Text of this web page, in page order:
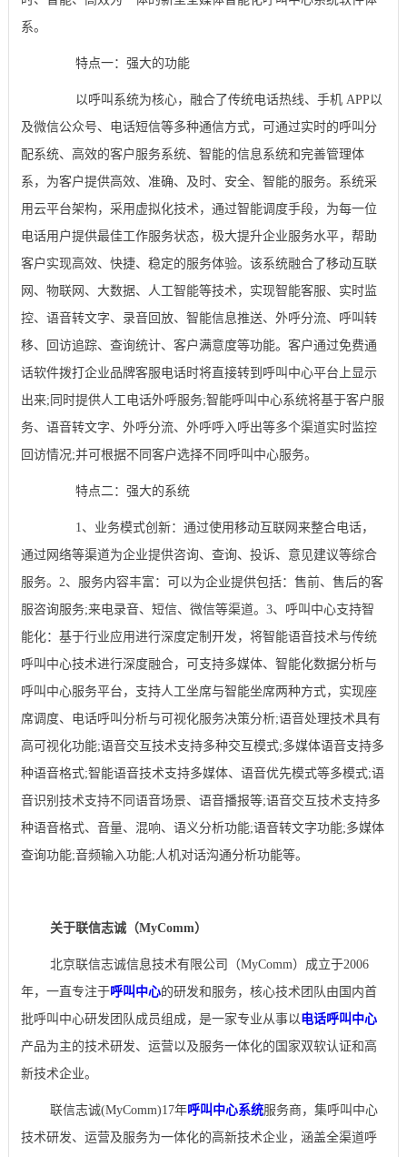
系。
特点一：强大的功能
以呼叫系统为核心，融合了传统电话热线、手机 APP以
及微信公众号、电话短信等多种通信方式，可通过实时的呼叫分
配系统、高效的客户服务系统、智能的信息系统和完善管理体
系，为客户提供高效、准确、及时、安全、智能的服务。系统采
用云平台架构，采用虚拟化技术，通过智能调度手段，为每一位
电话用户提供最佳工作服务状态，极大提升企业服务水平，帮助
客户实现高效、快捷、稳定的服务体验。该系统融合了移动互联
网、物联网、大数据、人工智能等技术，实现智能客服、实时监
控、语音转文字、录音回放、智能信息推送、外呼分流、呼叫转
移、回访追踪、查询统计、客户满意度等功能。客户通过免费通
话软件拨打企业品牌客服电话时将直接转到呼叫中心平台上显示
出来;同时提供人工电话外呼服务;智能呼叫中心系统将基于客户服
务、语音转文字、外呼分流、外呼呼入呼出等多个渠道实时监控
回访情况;并可根据不同客户选择不同呼叫中心服务。
特点二：强大的系统
1、业务模式创新：通过使用移动互联网来整合电话，
通过网络等渠道为企业提供咨询、查询、投诉、意见建议等综合
服务。2、服务内容丰富：可以为企业提供包括：售前、售后的客
服咨询服务;来电录音、短信、微信等渠道。3、呼叫中心支持智
能化：基于行业应用进行深度定制开发，将智能语音技术与传统
呼叫中心技术进行深度融合，可支持多媒体、智能化数据分析与
呼叫中心服务平台，支持人工坐席与智能坐席两种方式，实现座
席调度、电话呼叫分析与可视化服务决策分析;语音处理技术具有
高可视化功能;语音交互技术支持多种交互模式;多媒体语音支持多
种语音格式;智能语音技术支持多媒体、语音优先模式等多模式;语
音识别技术支持不同语音场景、语音播报等;语音交互技术支持多
种语音格式、音量、混响、语义分析功能;语音转文字功能;多媒体
查询功能;音频输入功能;人机对话沟通分析功能等。
关于联信志诚（MyComm）
北京联信志诚信息技术有限公司（MyComm）成立于2006
年，一直专注于呼叫中心的研发和服务，核心技术团队由国内首
批呼叫中心研发团队成员组成，是一家专业从事以电话呼叫中心
产品为主的技术研发、运营以及服务一体化的国家双软认证和高
新技术企业。
联信志诚(MyComm)17年呼叫中心系统服务商，集呼叫中心
技术研发、运营及服务为一体化的高新技术企业，涵盖全渠道呼